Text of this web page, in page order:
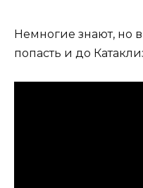
Немногие знают, но
попасть и до